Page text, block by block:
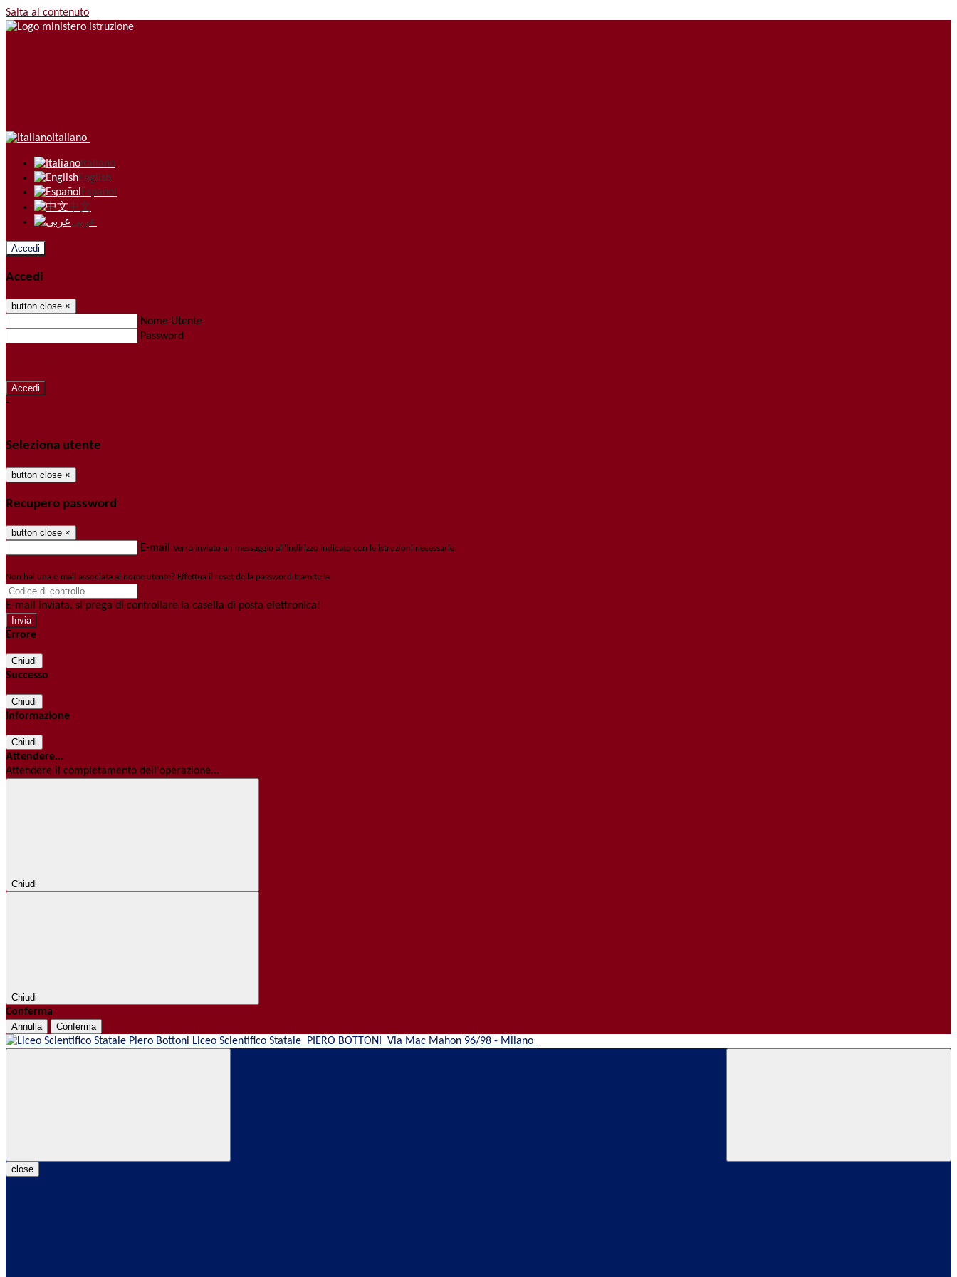
Salta al contenuto
Italiano
Italiano
English
Español
中文
عربى
Accedi
Accedi
button close ×
Nome Utente
Password
-
Seleziona utente
button close ×
Recupero password
button close ×
E-mail Verrà inviato un messaggio all'indirizzo indicato con le istruzioni necessarie.
Non hai una e-mail associata al nome utente? Effettua il reset della password tramite la
E-mail inviata, si prega di controllare la casella di posta elettronica!
Errore
Chiudi
Successo
Chiudi
Informazione
Chiudi
Attendere...
Attendere il completamento dell'operazione...
Chiudi
Chiudi
Conferma
Annulla Conferma
Liceo Scientifico Statale PIERO BOTTONI Via Mac Mahon 96/98 - Milano
close